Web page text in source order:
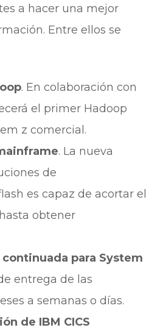
a hacer una mejor
Entre ellos se
. En colaboración con
el primer Hadoop
z comercial.
. La nueva
de
es capaz de acortar el
obtener
para System
entrega de las
a semanas o días.
de IBM CICS